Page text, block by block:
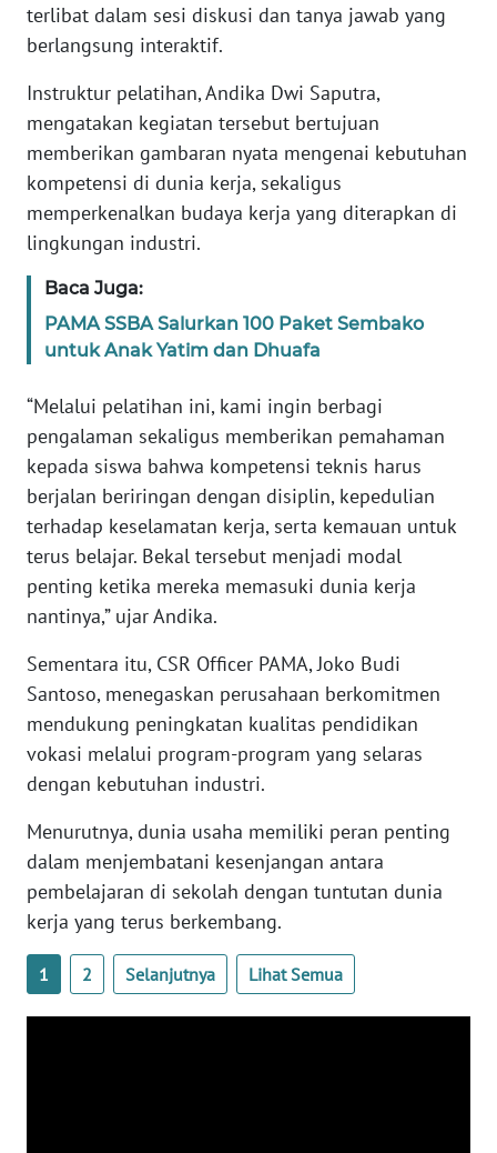
terlibat dalam sesi diskusi dan tanya jawab yang
berlangsung interaktif.
Instruktur pelatihan, Andika Dwi Saputra,
mengatakan kegiatan tersebut bertujuan
memberikan gambaran nyata mengenai kebutuhan
kompetensi di dunia kerja, sekaligus
memperkenalkan budaya kerja yang diterapkan di
lingkungan industri.
Baca Juga:
PAMA SSBA Salurkan 100 Paket Sembako
untuk Anak Yatim dan Dhuafa
“Melalui pelatihan ini, kami ingin berbagi
pengalaman sekaligus memberikan pemahaman
kepada siswa bahwa kompetensi teknis harus
berjalan beriringan dengan disiplin, kepedulian
terhadap keselamatan kerja, serta kemauan untuk
terus belajar. Bekal tersebut menjadi modal
penting ketika mereka memasuki dunia kerja
nantinya,” ujar Andika.
Sementara itu, CSR Officer PAMA, Joko Budi
Santoso, menegaskan perusahaan berkomitmen
mendukung peningkatan kualitas pendidikan
vokasi melalui program-program yang selaras
dengan kebutuhan industri.
Menurutnya, dunia usaha memiliki peran penting
dalam menjembatani kesenjangan antara
pembelajaran di sekolah dengan tuntutan dunia
kerja yang terus berkembang.
1 2 Selanjutnya Lihat Semua
PAPUA
PAPUA
BARAT
WN
RIAU
SERAMBI
WN
SULTRA
WN
NTB
WN
SULTENG
WN
SULBAR
WN
WN
SUMBAR
WN
SUMSEL
WN
BENGKULU